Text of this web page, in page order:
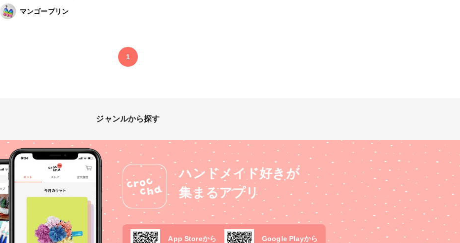
方にもまだまだ工夫が必要 でもなぜ
だかお気に入りでよく付けてます✨ #
マンゴープリン
1
ジャンルから探す
ハンドメイド好きが
集まるアプリ
App Storeから
Google Playから